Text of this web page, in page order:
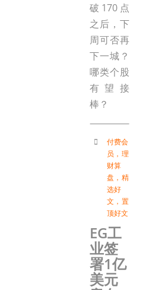
破170点
之后，下
周可否再
下一城？
哪类个股
有望接
棒？
付费会
员 ， 理
财算
盘 ， 精
选好
文 ， 置
顶好文
EG工
业签
署1亿
美元